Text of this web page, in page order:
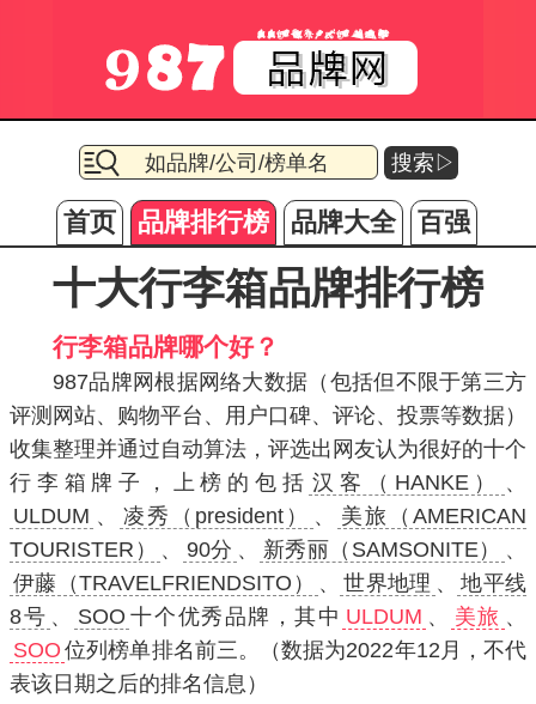
搜索▷
首页 品牌排行榜 品牌大全 百强
十大行李箱品牌排行榜
行李箱品牌哪个好？
987品牌网根据网络大数据（包括但不限于第三方
评测网站、购物平台、用户口碑、评论、投票等数据）
收集整理并通过自动算法，评选出网友认为很好的十个
行李箱牌子，上榜的包括 汉客（HANKE）
、
ULDUM 、 凌秀（president） 、
美旅（AMERICAN
TOURISTER）
、 90分 、 新秀丽（SAMSONITE）
、
伊藤（TRAVELFRIENDSITO）
、 世界地理 、
地平线
8号 、 SOO 十个优秀品牌，其中 ULDUM 、 美旅 、
SOO 位列榜单排名前三。（数据为2022年12月，不代
表该日期之后的排名信息）